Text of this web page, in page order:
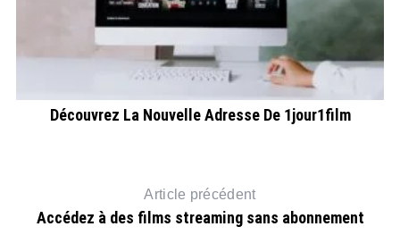
Découvrez La Nouvelle Adresse De 1jour1film
Article précédent
Accédez à des films streaming sans abonnement